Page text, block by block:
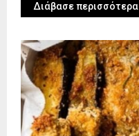
Διάβασε περισσότερα